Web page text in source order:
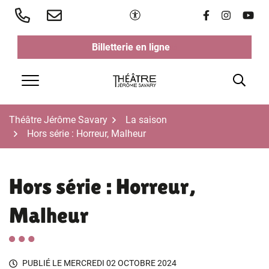
Aller
contenu
Paramètres d'accessibilité
Lien vers le
Lien vers
Lien
Billetterie en ligne(ouverture dans un nouvel
(ouverture dans un nouvel
Menu
Théâtre Jérôme Savary
La saison
Hors série : Horreur, Malheur
Hors série : Horreur,
Malheur
PUBLIÉ LE MERCREDI 02 OCTOBRE 2024